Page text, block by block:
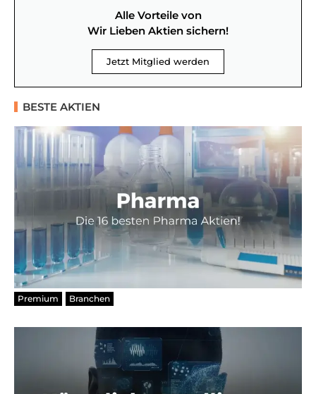
Alle Vorteile von
Wir Lieben Aktien sichern!
Jetzt Mitglied werden
BESTE AKTIEN
Premium Branchen